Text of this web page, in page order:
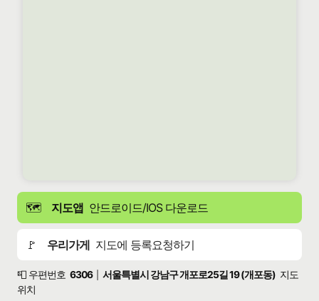
🗺️ 지도앱 안드로이드/IOS 다운로드
🚩 우리가게 지도에 등록요청하기
📮 우편번호 6306 서울특별시 강남구 개포로25길 19 (개포동) 지도
위치